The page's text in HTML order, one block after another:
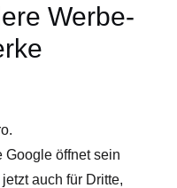
Werbe-
Google öffnet sein
auch für Dritte,